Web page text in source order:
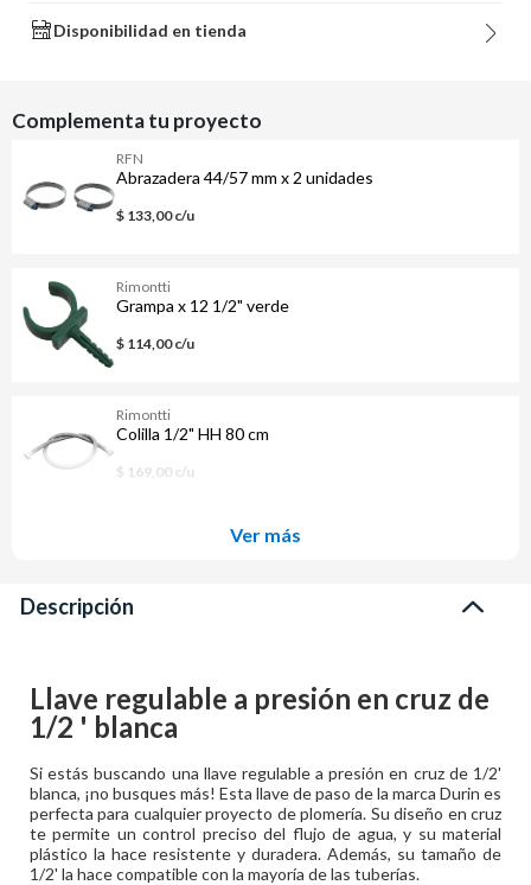
Disponibilidad en tienda
Complementa tu proyecto
RFN
Abrazadera 44/57 mm x 2 unidades
$ 133,00 c/u
Rimontti
Grampa x 12 1/2" verde
$ 114,00 c/u
Rimontti
Colilla 1/2" HH 80 cm
$ 169,00 c/u
Ver más
Descripción
Llave regulable a presión en cruz de
1/2 ' blanca
Si estás buscando una llave regulable a presión en cruz de 1/2'
blanca, ¡no busques más! Esta llave de paso de la marca Durin es
perfecta para cualquier proyecto de plomería. Su diseño en cruz
te permite un control preciso del flujo de agua, y su material
plástico la hace resistente y duradera. Además, su tamaño de
1/2' la hace compatible con la mayoría de las tuberías.